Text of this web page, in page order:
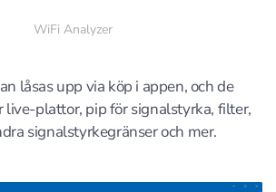
WiFi Analyzer
låsas upp via köp i appen, och de
live-plattor, pip för signalstyrka, filter,
signalstyrkegränser och mer.